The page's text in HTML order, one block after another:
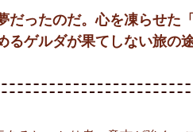
だったのだ。心を凍らせた
るゲルダが果てしない旅の